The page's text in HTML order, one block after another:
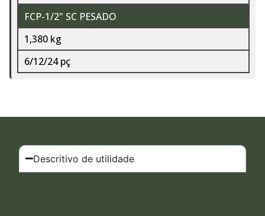
FCP-1/2" SC PESADO
1,380 kg
6/12/24 pç
Descritivo de utilidade